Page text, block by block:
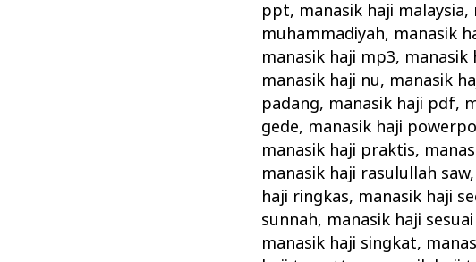
ppt, manasik haji malaysia,
muhammadiyah, manasik
manasik haji mp3, manasik
manasik haji nu, manasik
padang, manasik haji pdf,
gede, manasik haji
manasik haji praktis,
manasik haji rasulullah saw,
haji ringkas, manasik haji
sunnah, manasik haji
manasik haji singkat,